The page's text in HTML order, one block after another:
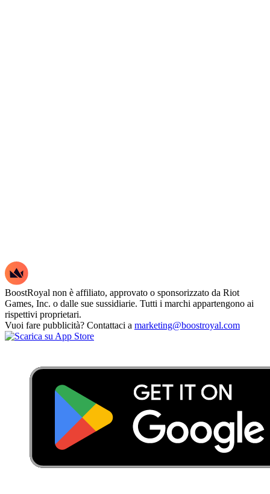
BoostRoyal non è affiliato, approvato o sponsorizzato da Riot
Games, Inc. o dalle sue sussidiarie. Tutti i marchi appartengono ai
rispettivi proprietari.
Vuoi fare pubblicità? Contattaci a marketing@boostroyal.com